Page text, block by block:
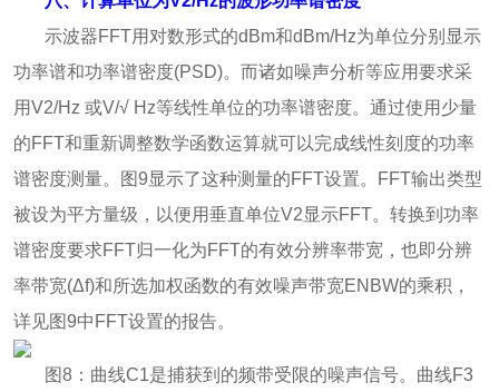
示波器FFT用对数形式的dBm和dBm/Hz为单位分别显示
功率谱和功率谱密度(PSD)。而诸如噪声分析等应用要求采
用V2/Hz 或V/√ Hz等线性单位的功率谱密度。通过使用少量
的FFT和重新调整数学函数运算就可以完成线性刻度的功率
谱密度测量。图9显示了这种测量的FFT设置。FFT输出类型
被设为平方量级，以便用垂直单位V2显示FFT。转换到功率
谱密度要求FFT归一化为FFT的有效分辨率带宽，也即分辨
率带宽(Δf)和所选加权函数的有效噪声带宽ENBW的乘积，
详见图9中FFT设置的报告。
图8：曲线C1是捕获到的频带受限的噪声信号。曲线F3